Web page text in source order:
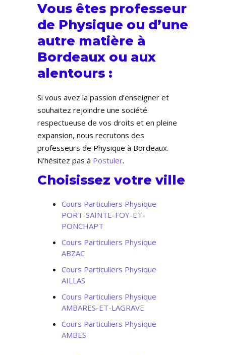
Vous êtes professeur
de Physique ou d’une
autre matière à
Bordeaux ou aux
alentours :
Si vous avez la passion d’enseigner et
souhaitez rejoindre une société
respectueuse de vos droits et en pleine
expansion, nous recrutons des
professeurs de Physique à Bordeaux.
N’hésitez pas à Postuler.
Choisissez votre ville
Cours Particuliers Physique
PORT-SAINTE-FOY-ET-
PONCHAPT
Cours Particuliers Physique
ABZAC
Cours Particuliers Physique
AILLAS
Cours Particuliers Physique
AMBARES-ET-LAGRAVE
Cours Particuliers Physique
AMBES